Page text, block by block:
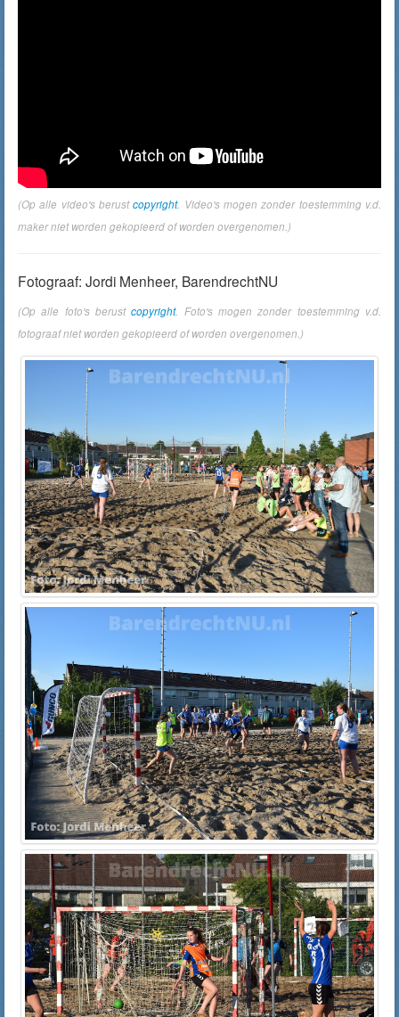
(Op alle video's berustcopyright. Video's mogen zonder toestemming v.d.
maker niet worden gekopieerd of worden overgenomen.)
Fotograaf: Jordi Menheer, BarendrechtNU
(Op alle foto's berustcopyright. Foto's mogen zonder toestemming v.d.
fotograaf niet worden gekopieerd of worden overgenomen.)